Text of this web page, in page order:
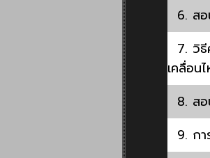
6. ส
7. วิ
เคลื่อน
8. ส
9. ก